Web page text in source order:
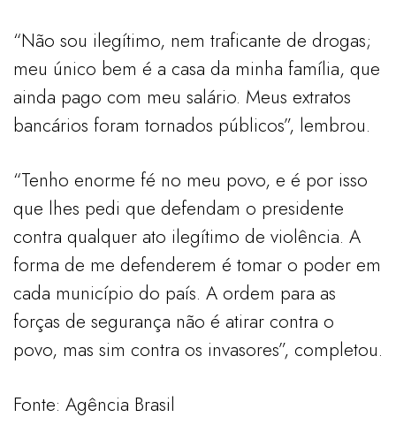
“Não sou ilegítimo, nem traficante de drogas;
meu único bem é a casa da minha família, que
ainda pago com meu salário. Meus extratos
bancários foram tornados públicos”, lembrou.
“Tenho enorme fé no meu povo, e é por isso
que lhes pedi que defendam o presidente
contra qualquer ato ilegítimo de violência. A
forma de me defenderem é tomar o poder em
cada município do país. A ordem para as
forças de segurança não é atirar contra o
povo, mas sim contra os invasores”, completou.
Fonte: Agência Brasil